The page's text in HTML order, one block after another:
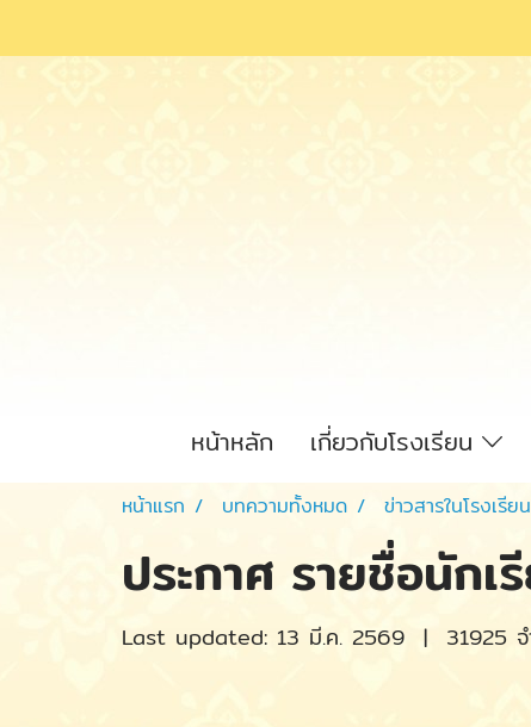
หน้าหลัก เกี่ยวกับโรงเรียน
หน้าแรก บทความทั้งหมด ข่าวสารในโรงเรียน
ประกาศ รายชื่อนัก
Last updated: 13 มี.ค. 2569 | 31925